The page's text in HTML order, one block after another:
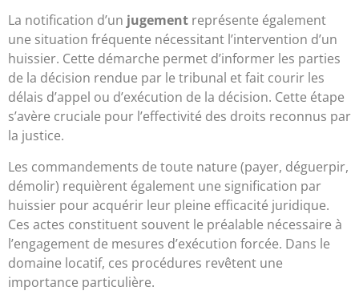
La notification d’un jugement représente également
une situation fréquente nécessitant l’intervention d’un
huissier. Cette démarche permet d’informer les parties
de la décision rendue par le tribunal et fait courir les
délais d’appel ou d’exécution de la décision. Cette étape
s’avère cruciale pour l’effectivité des droits reconnus par
la justice.
Les commandements de toute nature (payer, déguerpir,
démolir) requièrent également une signification par
huissier pour acquérir leur pleine efficacité juridique.
Ces actes constituent souvent le préalable nécessaire à
l’engagement de mesures d’exécution forcée. Dans le
domaine locatif, ces procédures revêtent une
importance particulière.